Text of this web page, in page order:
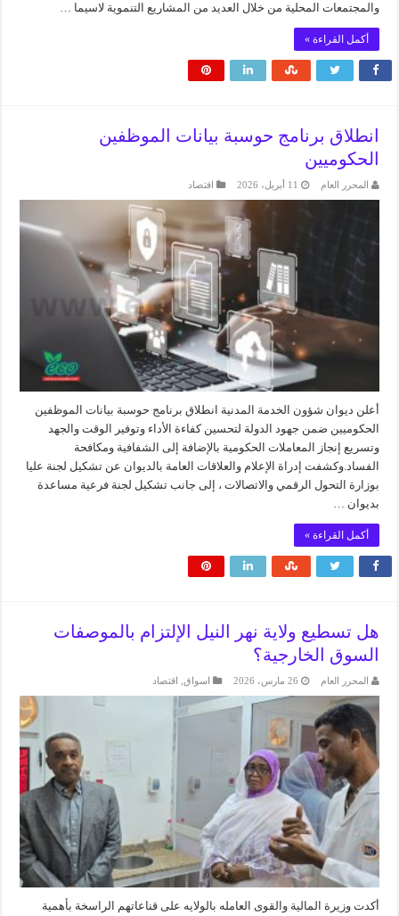
والمجتمعات المحلية من خلال العديد من المشاريع التنموية لاسيما …
أكمل القراءة »
انطلاق برنامج حوسبة بيانات الموظفين
الحكوميين
المحرر العام 11 أبريل، 2026 اقتصاد
أعلن ديوان شؤون الخدمة المدنية انطلاق برنامج حوسبة بيانات الموظفين
الحكوميين ضمن جهود الدولة لتحسين كفاءة الأداء وتوفير الوقت والجهد
وتسريع إنجاز المعاملات الحكومية بالإضافة إلى الشفافية ومكافحة
الفساد.وكشفت إدراة الإعلام والعلاقات العامة بالديوان عن تشكيل لجنة عليا
بوزارة التحول الرقمي والاتصالات ، إلى جانب تشكيل لجنة فرعية مساعدة
بديوان …
أكمل القراءة »
هل تسطيع ولاية نهر النيل الإلتزام بالموصفات
السوق الخارجية؟
المحرر العام 26 مارس، 2026 اسواق, اقتصاد
أكدت وزيرة المالية والقوى العامله بالولايه على قناعاتهم الراسخة بأهمية